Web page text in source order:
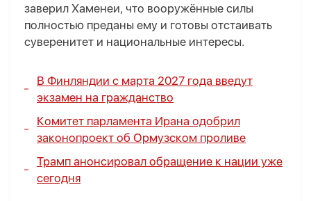
заверил Хаменеи, что вооружённые силы
полностью преданы ему и готовы отстаивать
суверенитет и национальные интересы.
В Финляндии с марта 2027 года введут
экзамен на гражданство
Комитет парламента Ирана одобрил
законопроект об Ормузском проливе
Трамп анонсировал обращение к нации уже
сегодня